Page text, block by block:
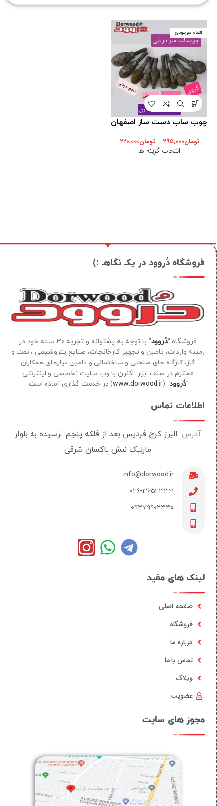
اتمام موجودی
چوب ساب دست ساز اصفهان
تومان295,000
– تومان220,000
انتخاب گزینه ها
فروشگاه دُروود در یکـ نگاهـ :)
فروشگاه “دُروود
” با توجه به پشتوانه و تجربه ۳۰ ساله خود در
زمینه واردات، تامین و تجهیز کارخانجات، صنایع پتروشیمی ، نفت و
گاز، کارگاه های صنعتی و ساختمانی و تامین نیازهای همکاران
محترم در صنف ابزار اکنون با وب سایت تخصصی و اینترنتی
“دُروود” (
www.dorwood.ir) در خدمت گذاری آماده است.
اطلاعات تماس
آدرس: البرز کرج فردیس بعد از فلکه پنجم نرسیده به بلوار
مارلیک نبش پاکسان شرقی
info@dorwood.ir
۰۲۶-۳۶۵۲۳۳۶۱
۰۹۳۷۹۹۰۲۳۳۰
لینک های مفید
صفحه اصلی
فروشگاه
درباره ما
تماس با ما
وبلاگ
عضویت
مجوز های سایت